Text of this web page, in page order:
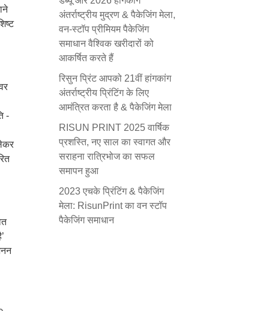
-
अंतर्राष्ट्रीय मुद्रण & पैकेजिंग मेला,
वन-स्टॉप प्रीमियम पैकेजिंग
समाधान वैश्विक खरीदारों को
आकर्षित करते हैं
रिसुन प्रिंट आपको 21वीं हांगकांग
अंतर्राष्ट्रीय प्रिंटिंग के लिए
आमंत्रित करता है & पैकेजिंग मेला
RISUN PRINT 2025 वार्षिक
प्रशस्ति, नए साल का स्वागत और
सराहना रात्रिभोज का सफल
समापन हुआ
2023 एचके प्रिंटिंग & पैकेजिंग
मेला: RisunPrint का वन स्टॉप
पैकेजिंग समाधान